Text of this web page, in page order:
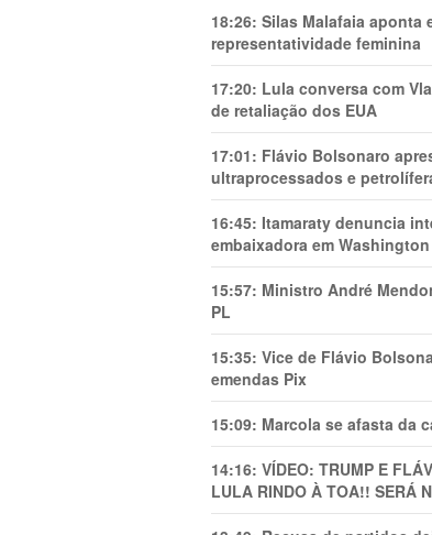
18:26: Silas Malafaia aponta
representatividade feminina
17:20: Lula conversa com
de retaliação dos EUA
17:01: Flávio Bolsonaro
ultraprocessados e
16:45: Itamaraty denuncia
embaixadora em Washington
15:57: Ministro André
PL
15:35: Vice de Flávio
emendas Pix
15:09: Marcola se afasta da
14:16: VÍDEO: TRUMP E
LULA RINDO À TOA!! SERÁ